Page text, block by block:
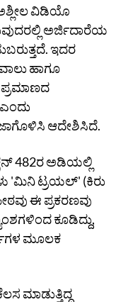
ವಿಡಿಯೊ
ಅರ್ಜಿದಾರೆಯ
ಇದರ
ಹಾಗೂ
ಆದೇಶಿಸಿದೆ.
482ರ ಅಡಿಯಲ್ಲಿ
'ಮಿನಿ ಟ್ರಯಲ್' (ಕಿರು
ಈ ಪ್ರಕರಣವು
ಕೂಡಿದ್ದು,
ಮೂಲಕ
ಮಾಡುತ್ತಿದ್ದ